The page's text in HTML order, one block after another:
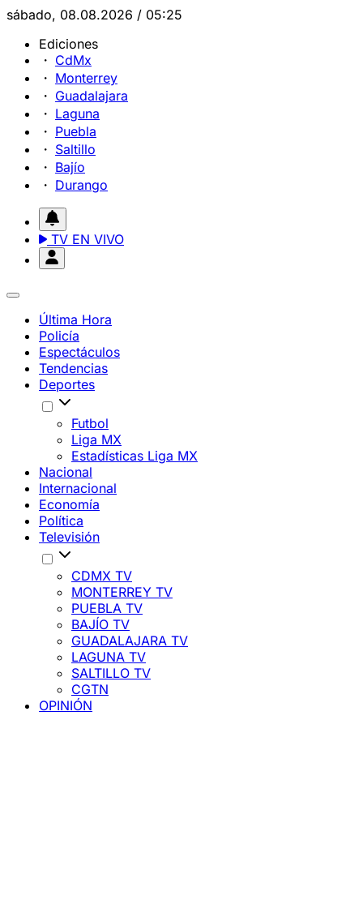
sábado, 08.08.2026 / 05:25
Ediciones
CdMx
Monterrey
Guadalajara
Laguna
Puebla
Saltillo
Bajío
Durango
TV EN VIVO
Última Hora
Policía
Espectáculos
Tendencias
Deportes
Futbol
Liga MX
Estadísticas Liga MX
Nacional
Internacional
Economía
Política
Televisión
CDMX TV
MONTERREY TV
PUEBLA TV
BAJÍO TV
GUADALAJARA TV
LAGUNA TV
SALTILLO TV
CGTN
OPINIÓN